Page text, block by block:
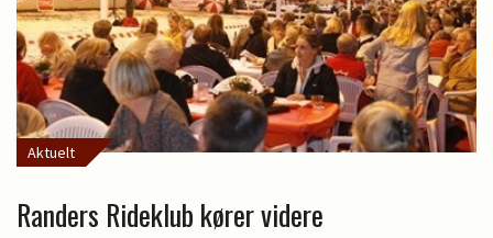
Aktuelt
Randers Rideklub kører videre